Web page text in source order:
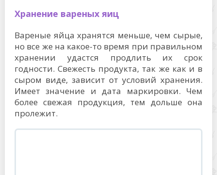
Хранение вареных яиц
Вареные яйца хранятся меньше, чем сырые,
но все же на какое-то время при правильном
хранении удастся продлить их срок
годности. Свежесть продукта, так же как и в
сыром виде, зависит от условий хранения.
Имеет значение и дата маркировки. Чем
более свежая продукция, тем дольше она
пролежит.